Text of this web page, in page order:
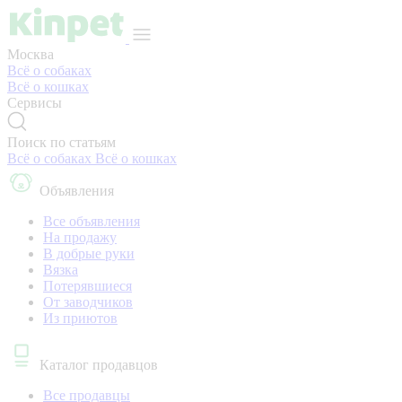
Москва
Всё о собаках
Всё о кошках
Сервисы
Поиск по статьям
Всё о собаках Всё о кошках
Объявления
Все объявления
На продажу
В добрые руки
Вязка
Потерявшиеся
От заводчиков
Из приютов
Каталог продавцов
Все продавцы